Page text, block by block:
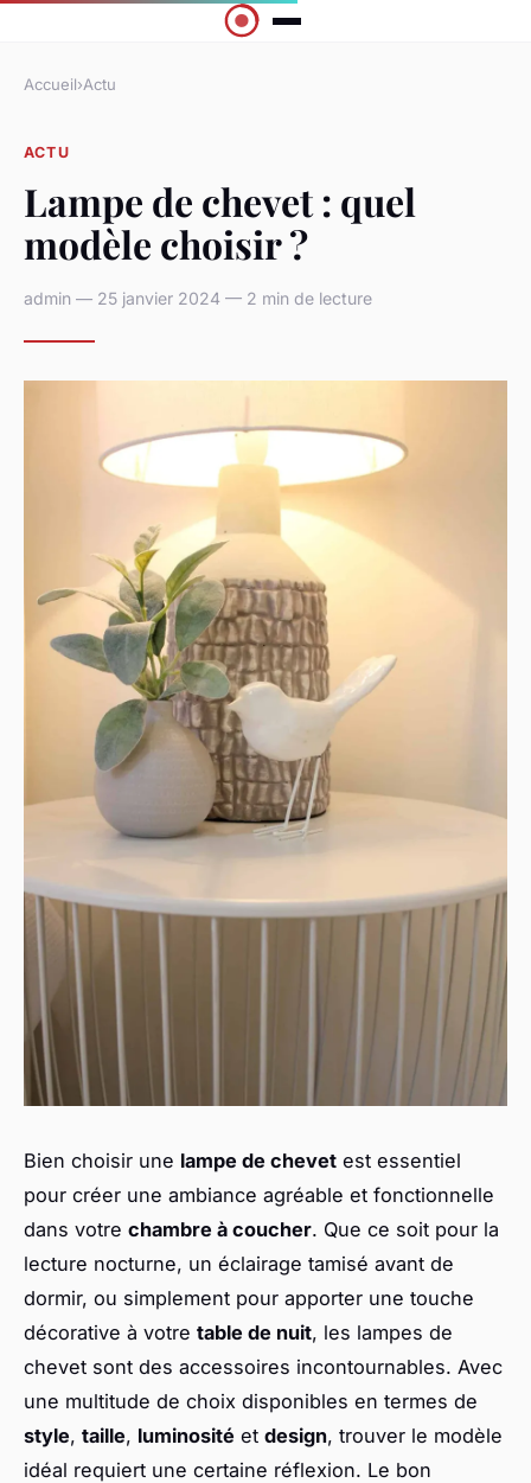
Accueil›Actu
ACTU
Lampe de chevet : quel
modèle choisir ?
admin — 25 janvier 2024 — 2 min de lecture
Bien choisir une lampe de chevet est essentiel
pour créer une ambiance agréable et fonctionnelle
dans votre chambre à coucher. Que ce soit pour la
lecture nocturne, un éclairage tamisé avant de
dormir, ou simplement pour apporter une touche
décorative à votre table de nuit, les lampes de
chevet sont des accessoires incontournables. Avec
une multitude de choix disponibles en termes de
style, taille, luminosité et design, trouver le modèle
idéal requiert une certaine réflexion. Le bon